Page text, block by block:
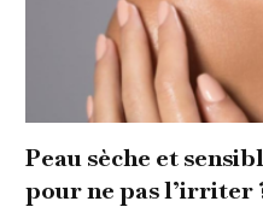
quels soins utiliser